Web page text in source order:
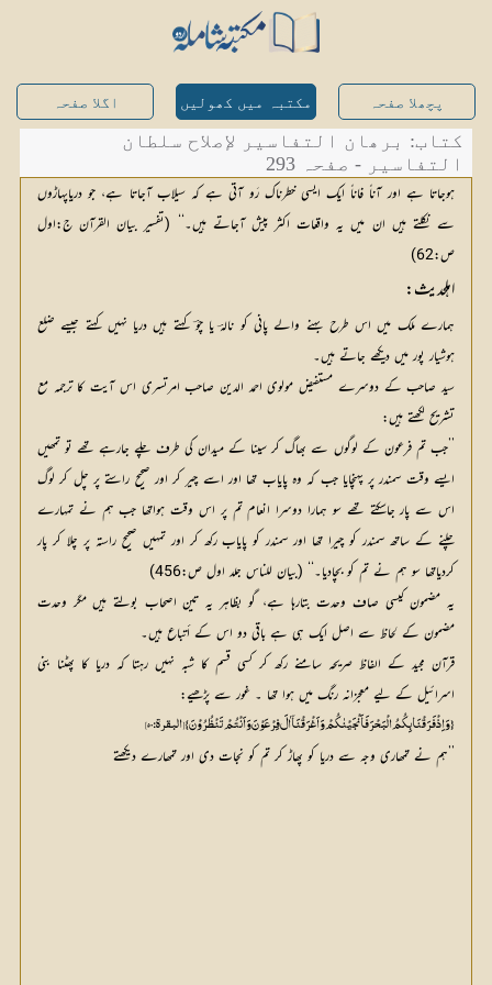
پچھلا صفحہ مکتبہ میں کھولیں اگلا صفحہ
کتاب: برھان التفاسیر لإصلاح سلطان
التفاسیر - صفحہ 293
ہوجاتا ہے اور آناً فاناً ایک ایسی خطرناک رَو آتی ہے کہ سیلاب آجاتا ہے، جو دریاپہاڑوں
سے نکلتے ہیں ان میں یہ واقعات اکثر پیش آجاتے ہیں۔‘‘ (تفسیر بیان القرآن ج:اول
ص:62)
اہلحدیث:
ہمارے ملک میں اس طرح بہنے والے پانی کو نالہؔ یا چوؔ کہتے ہیں دریا نہیں کہتے جیسے ضلع
ہوشیار پور میں دیکھے جاتے ہیں۔
سید صاحب کے دوسرے مستفیض مولوی احمد الدین صاحب امرتسری اس آیت کا ترجمہ مع
تشریح لکھتے ہیں:
’’جب تم فرعون کے لوگوں سے بھاگ کر سینا کے میدان کی طرف چلے جارہے تھے تو تمھیں
ایسے وقت سمندر پر پہنچایا جب کہ وہ پایاب تھا اور اسے چیر کر اور صحیح راستے پر چل کر لوگ
اس سے پار جاسکتے تھے سو ہمارا دوسرا انعام تم پر اس وقت ہواتھا جب ہم نے تمہارے
چلنے کے ساتھ سمندر کو چیرا تھا اور سمندر کو پایاب رکھ کر اور تمہیں صحیح راستہ پر چلا کر پار
کردیاتھا سو ہم نے تم کو بچادیا۔‘‘ (بیان للناس جلد اول ص:456)
یہ مضمون کیسی صاف وحدت بتارہا ہے، گو بظاہر یہ تین اصحاب بولتے ہیں مگر وحدت
مضمون کے لحاظ سے اصل ایک ہی ہے باقی دو اس کے أتباع ہیں۔
قرآن مجید کے الفاظ صریحہ سامنے رکھ کر کسی قسم کا شبہ نہیں رہتا کہ دریا کا پھٹنا بنی
اسرائیل کے لیے معجزانہ رنگ میں ہوا تھا ۔ غور سے پڑھیے:
{ وَ اِذْ فَرَقْنَا بِکُمُ الْبَحْرَ فَاَنْجَیْنٰکُمْ وَ اَغْرَقْنَآ اٰلَ فِرْعَوْنَ وَ اَنْتُمْ تَنْظُرُوْنَ} [البقرۃ: 50]
’’ہم نے تمھاری وجہ سے دریا کو پھاڑ کر تم کو نجات دی اور تمھارے دیکھتے